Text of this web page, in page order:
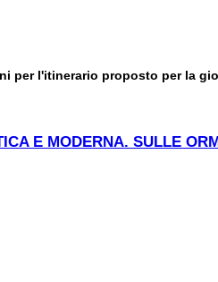
per l'itinerario proposto per la
E MODERNA. SULLE